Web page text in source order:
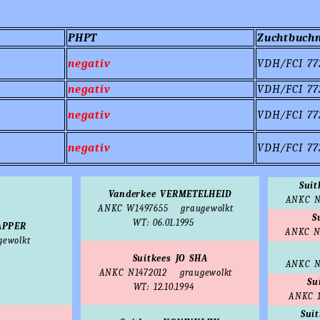
PHPT
negativ
VDH/FCI
negativ
VDH/FCI
negativ
VDH/FCI
negativ VDH/FCI
Vanderkee VERMETELHEID
ANKC W1497655
graugewolkt
WT: 06.01.1995
Suitkees JO SHA
ANKC N1472012
graugewolkt
WT: 12.10.1994
ANKC
ANKC
ANKC
ANKC